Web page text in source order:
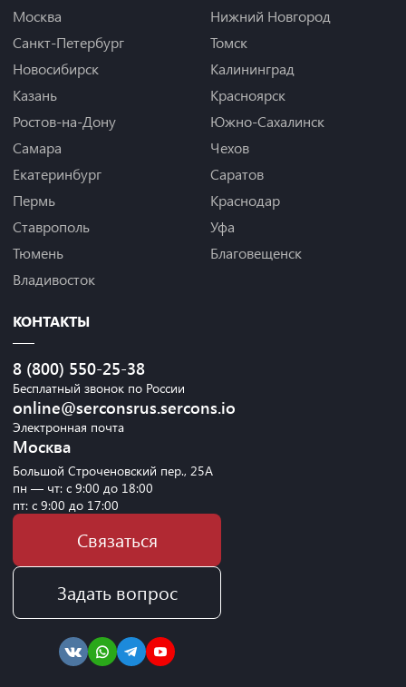
Москва
Санкт-Петербург
Новосибирск
Казань
Ростов-на-Дону
Самара
Екатеринбург
Пермь
Ставрополь
Тюмень
Владивосток
Нижний Новгород
Томск
Калининград
Красноярск
Южно-Сахалинск
Чехов
Саратов
Краснодар
Уфа
Благовещенск
КОНТАКТЫ
8 (800) 550-25-38
Бесплатный звонок по России
online@serconsrus.sercons.io
Электронная почта
Москва
Большой Строченовский пер., 25А
пн — чт: с 9:00 до 18:00
пт: с 9:00 до 17:00
Связаться
Задать вопрос